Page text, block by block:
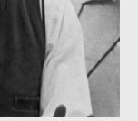
niet alleen
maar ons
te zien en
’techniek
via zijn